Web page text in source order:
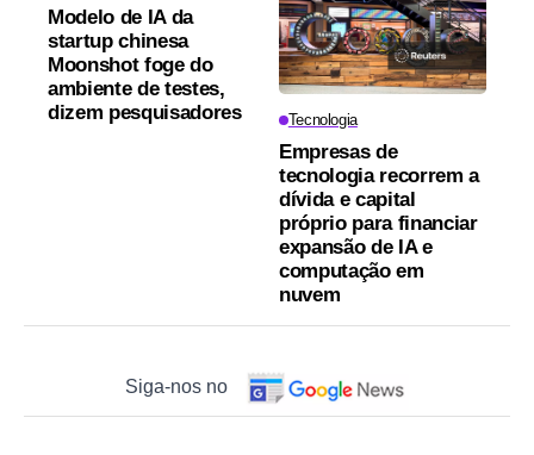
Modelo de IA da
startup chinesa
Moonshot foge do
ambiente de testes,
dizem pesquisadores
Tecnologia
Empresas de
tecnologia recorrem a
dívida e capital
próprio para financiar
expansão de IA e
computação em
nuvem
Siga-nos no